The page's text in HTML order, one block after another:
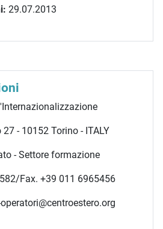
29.07.2013
- 10152 Torino - ITALY
- Settore formazione
Fax. +39 011 6965456